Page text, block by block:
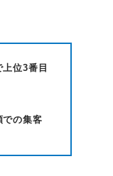
位3番目
での集客